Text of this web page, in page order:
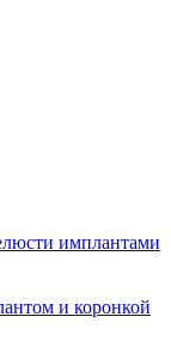
имплантами
и коронкой